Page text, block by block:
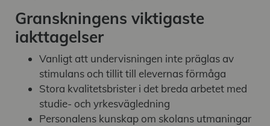
Granskningens viktigaste
iakttagelser
Vanligt att undervisningen inte präglas av
stimulans och tillit till elevernas förmåga
Stora kvalitetsbrister i det breda arbetet med
studie- och yrkesvägledning
Personalens kunskap om skolans utmaningar